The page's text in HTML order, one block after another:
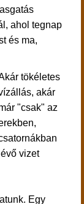
ahol tegnap
és ma,
tökéletes
akár
"csak" az
lévő vizet
Egy